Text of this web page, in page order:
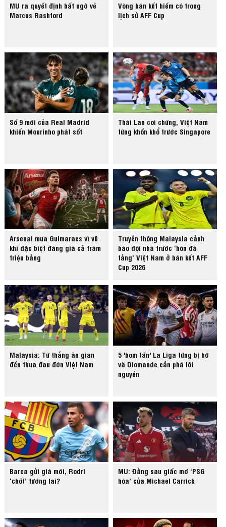
MU ra quyết định bất ngờ về
Marcus Rashford
Vòng bán kết hiếm có trong
lịch sử AFF Cup
Số 9 mới của Real Madrid
khiến Mourinho phát sốt
Thái Lan coi chừng, Việt Nam
từng khốn khổ trước Singapore
Arsenal mua Guimaraes vì vũ
khí đặc biệt đáng giá cả trăm
triệu bảng
Truyền thông Malaysia cảnh
báo đội nhà trước ‘hòn đá
tảng’ Việt Nam ở bán kết AFF
Cup 2026
Malaysia: Từ thắng ăn gian
đến thua đau đớn Việt Nam
5 'bom tấn' La Liga từng bị hớ
và Diomande cần phá lời
nguyền
Barca gửi giá mới, Rodri
‘chốt’ tương lai?
MU: Đằng sau giấc mơ ‘PSG
hóa’ của Michael Carrick